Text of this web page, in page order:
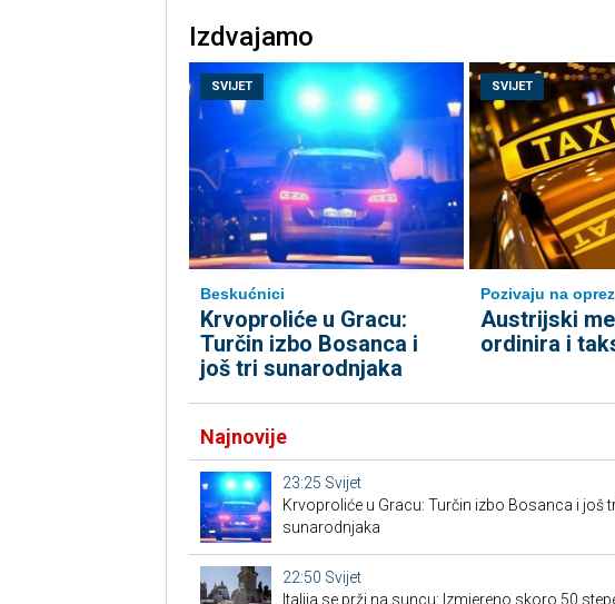
Izdvajamo
SVIJET
Beskućnici
Krvoproliće u Gracu:
Turčin izbo Bosanca i
još tri sunarodnjaka
SVIJET
Pozivaju na oprez
Austrijski
ordinira i
Najnovije
23:25 Svijet
Krvoproliće u Gracu: Turčin izbo Bosanca i još
sunarodnjaka
22:50 Svijet
Italija se prži na suncu: Izmjereno skoro 50